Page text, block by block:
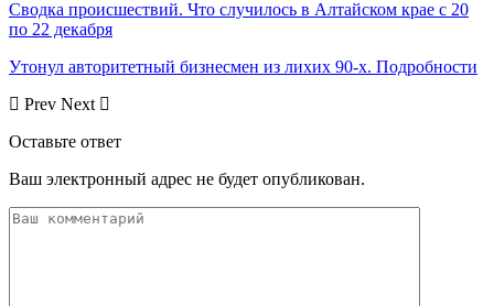
Сводка происшествий. Что случилось в Алтайском крае с 20
по 22 декабря
Утонул авторитетный бизнесмен из лихих 90-х. Подробности
Prev Next
Оставьте ответ
Ваш электронный адрес не будет опубликован.